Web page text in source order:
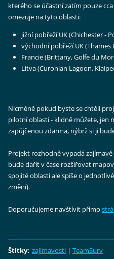
kterého se účastní zatím pouze
omezuje na tyto oblasti:
jižní pobřeží UK (Chichester -
východní pobřeží UK (Thames
Francie (Brittany, Golfe du
Litva (Curonian Lagoon,
Nicméně pokud byste se chtěli
pilotní oblasti - klidně můžete, jen
zapůjčenou zdarma, nýbrž si ji
Projekt rozhodně vypadá
bude dařit v čase rozšiřovat
spojité oblasti ale spíše o
změní).
Doporučujeme navštívit přímo
Štítky: zajímavosti | TeamSurv